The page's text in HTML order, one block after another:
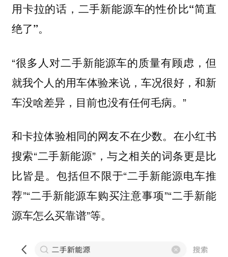
用卡拉的话， 二手新能源车的性价比“简直
绝了”。
“很多人对二手新能源车的质量有顾虑，但
就我个人的用车体验来说，车况很好，和新
车没啥差异，目前也没有任何毛病。”
和卡拉体验相同的网友不在少数。在小红书
搜索“二手新能源”，与之相关的词条更是比
比皆是。包括但不限于“二手新能源电车推
荐”“二手新能源车购买注意事项”“二手新能
源车怎么买靠谱”等。